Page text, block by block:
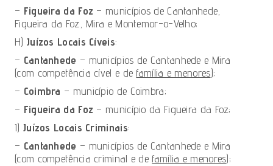
– Figueira da Foz – municípios de Cantanhede,
Figueira da Foz, Mira e Montemor-o-Velho;
H) Juízos Locais Cíveis:
– Cantanhede – municípios de Cantanhede e Mira
(com competência cível e de família e menores);
– Coimbra – município de Coimbra;
– Figueira da Foz – município da Figueira da Foz;
I) Juízos Locais Criminais:
– Cantanhede – municípios de Cantanhede e Mira
(com competência criminal e de família e menores);